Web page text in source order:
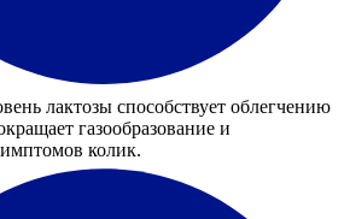
лактозы способствует облегчению
газообразование и
колик.